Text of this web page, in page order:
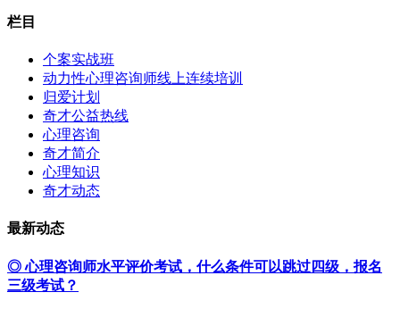
栏目
个案实战班
动力性心理咨询师线上连续培训
归爱计划
奇才公益热线
心理咨询
奇才简介
心理知识
奇才动态
最新动态
◎ 心理咨询师水平评价考试，什么条件可以跳过四级，报名
三级考试？